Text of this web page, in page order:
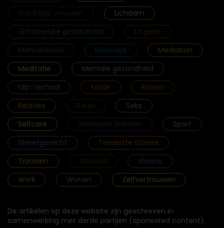
Lichaam
Lichamelijke gezondheid
Lingerie
Mannenbrein
Massage
Mediation
Meditatie
Mentale gezondheid
Mijn Verhaal
Mode
Reizen
Relaties
Rouw
Seks
Selfcare
Selfmade Woman
Sport
Streefgewicht
Tenslotte Stories
Trouwen
Uitvaart
Visions
Werk
Wonen Zelfvertrouwen
De artikelen op deze website zijn geschreven in
samenwerking met derde partijen (sponsored content).